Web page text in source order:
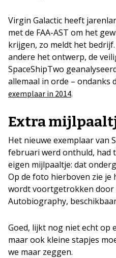
Virgin Galactic heeft
met de FAA-AST om het
krijgen, zo meldt het
andere het ontwerp, de
SpaceShipTwo
allemaal in orde – ondanks
exemplaar in 2014.
Extra
Het nieuwe exemplaar van
februari werd onthuld, had
eigen mijlpaaltje: dat
Op de foto hierboven zie
wordt voortgetrokken door
Autobiography,
Goed, lijkt nog niet echt op
maar ook kleine stapjes
we maar zeggen.